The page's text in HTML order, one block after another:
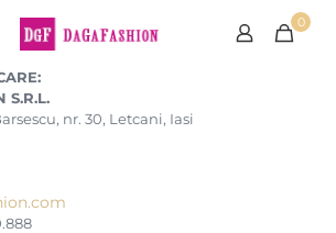
0
S.R.L.
nr. 30, Letcani, Iasi